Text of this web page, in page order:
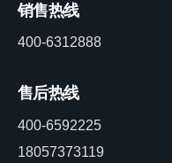
销售热线
400-6312888
售后热线
400-6592225
18057373119